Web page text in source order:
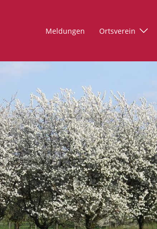
Meldungen Ortsverein